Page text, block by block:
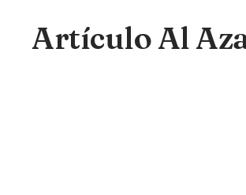
Artículo Al